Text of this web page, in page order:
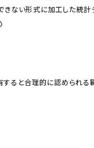
きない形式に加工した統
すると合理的に認められ